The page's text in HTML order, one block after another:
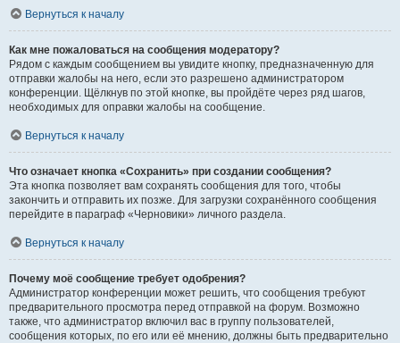
Вернуться к началу
Как мне пожаловаться на сообщения модератору?
Рядом с каждым сообщением вы увидите кнопку, предназначенную для
отправки жалобы на него, если это разрешено администратором
конференции. Щёлкнув по этой кнопке, вы пройдёте через ряд шагов,
необходимых для оправки жалобы на сообщение.
Вернуться к началу
Что означает кнопка «Сохранить» при создании сообщения?
Эта кнопка позволяет вам сохранять сообщения для того, чтобы
закончить и отправить их позже. Для загрузки сохранённого сообщения
перейдите в параграф «Черновики» личного раздела.
Вернуться к началу
Почему моё сообщение требует одобрения?
Администратор конференции может решить, что сообщения требуют
предварительного просмотра перед отправкой на форум. Возможно
также, что администратор включил вас в группу пользователей,
сообщения которых, по его или её мнению, должны быть предварительно